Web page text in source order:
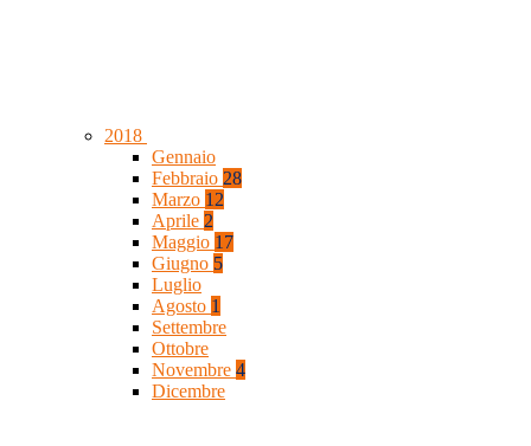
2018
Gennaio
Febbraio 28
Marzo 12
Aprile 2
Maggio 17
Giugno 5
Luglio
Agosto 1
Settembre
Ottobre
Novembre 4
Dicembre